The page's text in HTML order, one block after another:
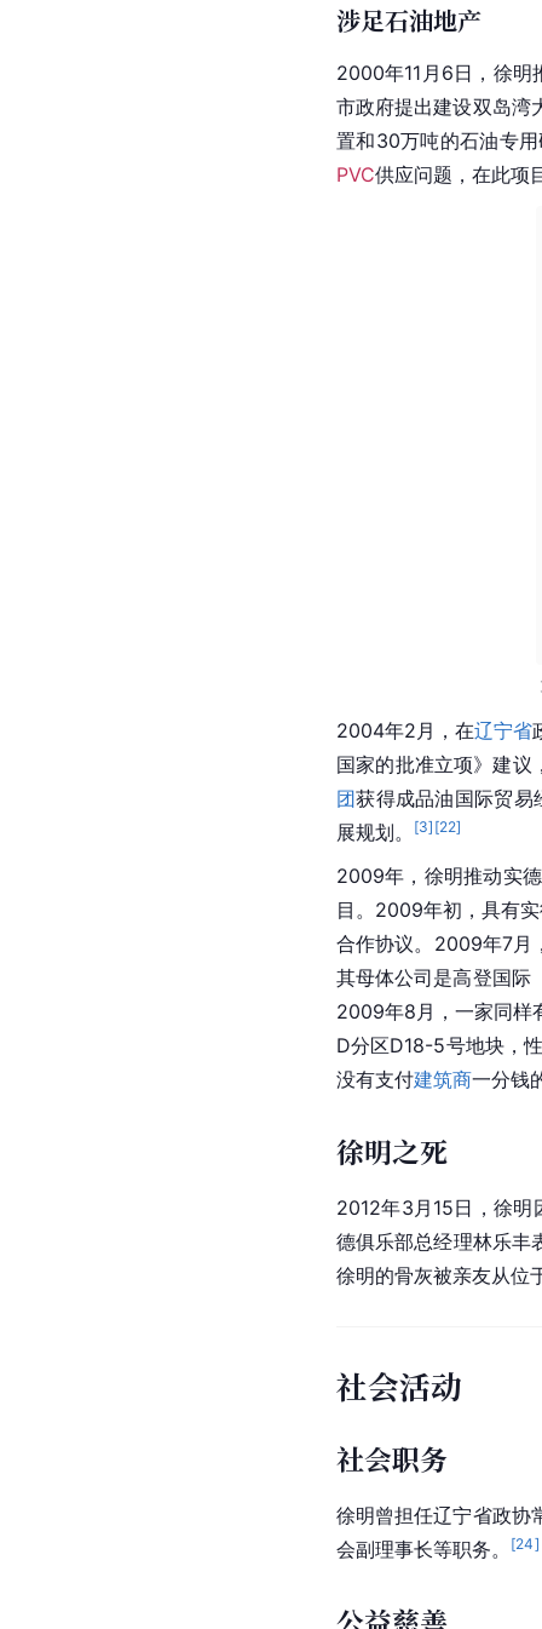
涉足石油地产
2000年11月6日，徐明
市政府提出建设双岛湾
置和30万吨的石油专
PVC供应问题，在此项
2004年2月，在辽宁省
国家的批准立项》建议
团获得成品油国际贸易
展规划。
[3] [22]
2009年，徐明推动实
目。2009年初，具有
合作协议。2009年7月
其母体公司是高登国际
2009年8月，一家同样
D分区D18-5号地块，
没有支付建筑商一分钱
徐明之死
2012年3月15日，徐明
德俱乐部总经理林乐丰
徐明的骨灰被亲友从位
社会活动
社会职务
徐明曾担任辽宁省政协
会副理事长等职务。
[24]